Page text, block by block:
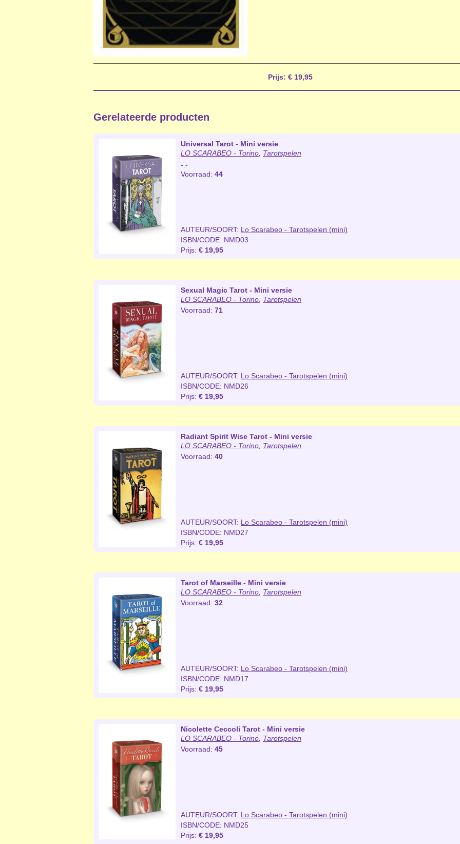
Prijs: € 19,95
Gerelateerde producten
Universal Tarot - Mini versie
LO SCARABEO - Torino, Tarotspelen
-.-
Voorraad: 44
AUTEUR/SOORT: Lo Scarabeo - Tarotspelen (mini)
ISBN/CODE: NMD03
Prijs: € 19,95
Sexual Magic Tarot - Mini versie
LO SCARABEO - Torino, Tarotspelen
Voorraad: 71
AUTEUR/SOORT: Lo Scarabeo - Tarotspelen (mini)
ISBN/CODE: NMD26
Prijs: € 19,95
Radiant Spirit Wise Tarot - Mini versie
LO SCARABEO - Torino, Tarotspelen
Voorraad: 40
AUTEUR/SOORT: Lo Scarabeo - Tarotspelen (mini)
ISBN/CODE: NMD27
Prijs: € 19,95
Tarot of Marseille - Mini versie
LO SCARABEO - Torino, Tarotspelen
Voorraad: 32
AUTEUR/SOORT: Lo Scarabeo - Tarotspelen (mini)
ISBN/CODE: NMD17
Prijs: € 19,95
Nicolette Ceccoli Tarot - Mini versie
LO SCARABEO - Torino, Tarotspelen
Voorraad: 45
AUTEUR/SOORT: Lo Scarabeo - Tarotspelen (mini)
ISBN/CODE: NMD25
Prijs: € 19,95